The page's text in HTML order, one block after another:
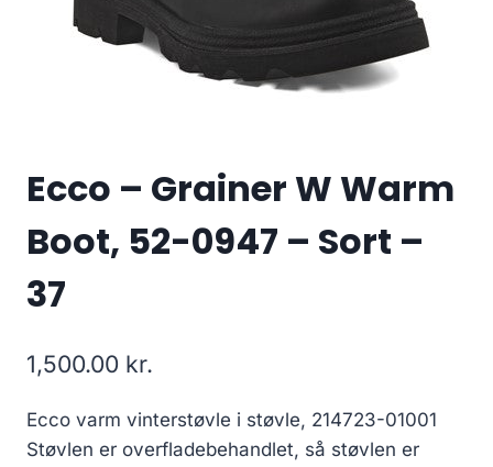
Ecco – Grainer W Warm
Boot, 52-0947 – Sort –
37
1,500.00 kr.
Ecco varm vinterstøvle i støvle, 214723-01001
Støvlen er overfladebehandlet, så støvlen er